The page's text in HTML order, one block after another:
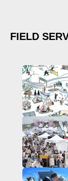
FIELD